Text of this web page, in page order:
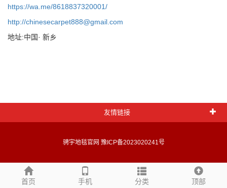
https://wa.me/8618837320001/
http://chinesecarpet888@gmail.com
地址:中国· 新乡
友情链接
首页 手机 分类 顶部
骋宇地毯官网 豫ICP备2023020241号